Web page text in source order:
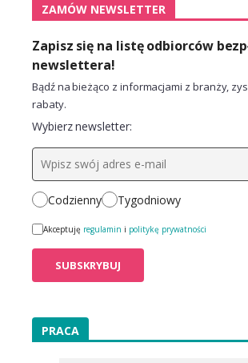
ZAMÓW NEWSLETTER
Zapisz się na listę odbiorców
newslettera!
Bądź na bieżąco z informacjami z branży,
rabaty.
Wybierz newsletter:
Codzienny Tygodniowy
Akceptuję regulamin i politykę prywatności
PRACA